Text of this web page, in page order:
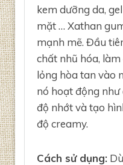
kem dưỡng da,
mặt … Xathan
mạnh mẽ. Đầu
chất nhũ hóa,
lỏng hòa tan vào
nó hoạt động
độ nhớt và tạo
độ creamy.
Cách sử dụng: